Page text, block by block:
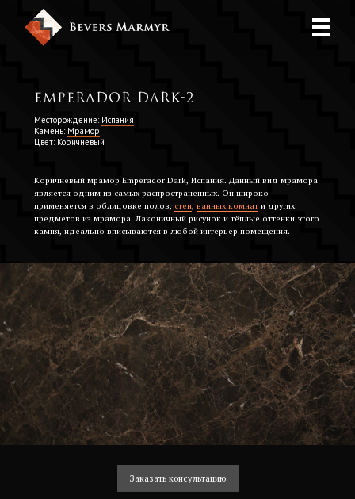
Emperador Dark-2
Месторождение: Испания
Камень: Мрамор
Цвет: Коричневый
Коричневый мрамор Emperador Dark, Испания. Данный вид мрамора
является одним из самых распространенных. Он широко
применяется в облицовке полов, стен, ванных комнати других
предметов из мрамора. Лаконичный рисунок и тёплые оттенки этого
камня, идеально вписываются в любой интерьер помещения.
Заказать консультацию